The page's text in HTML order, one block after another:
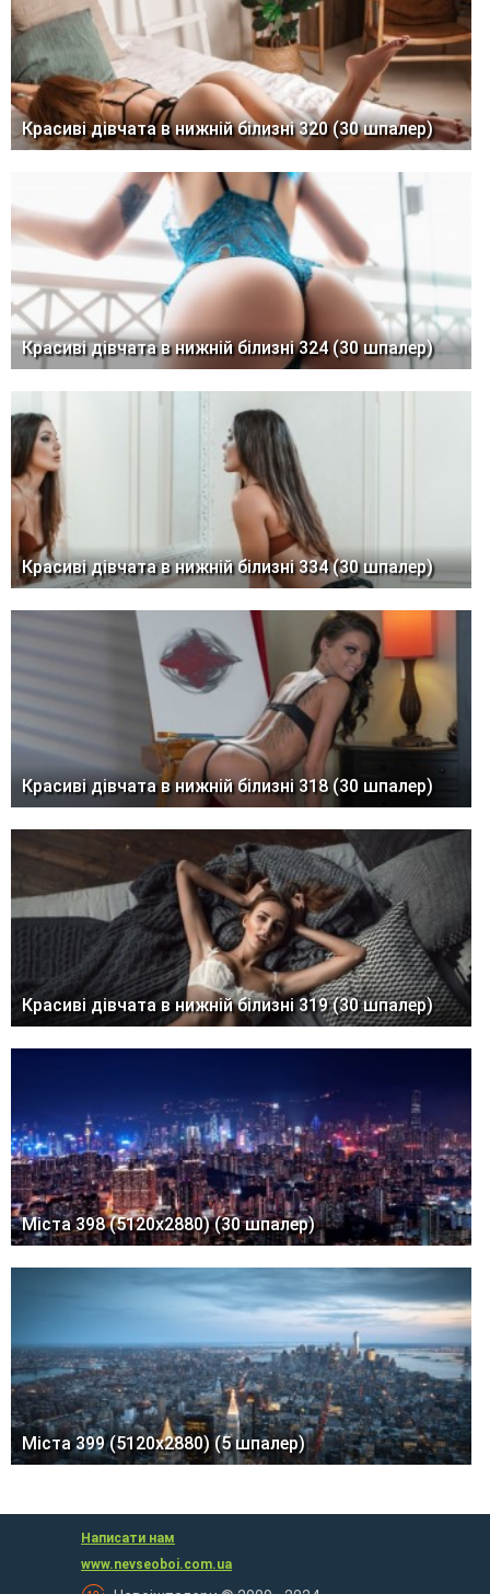
Красиві дівчата в нижній білизні 320 (30 шпалер)
Красиві дівчата в нижній білизні 324 (30 шпалер)
Красиві дівчата в нижній білизні 334 (30 шпалер)
Красиві дівчата в нижній білизні 318 (30 шпалер)
Красиві дівчата в нижній білизні 319 (30 шпалер)
Міста 398 (5120x2880) (30 шпалер)
Міста 399 (5120x2880) (5 шпалер)
Написати нам
www.nevseoboi.com.ua